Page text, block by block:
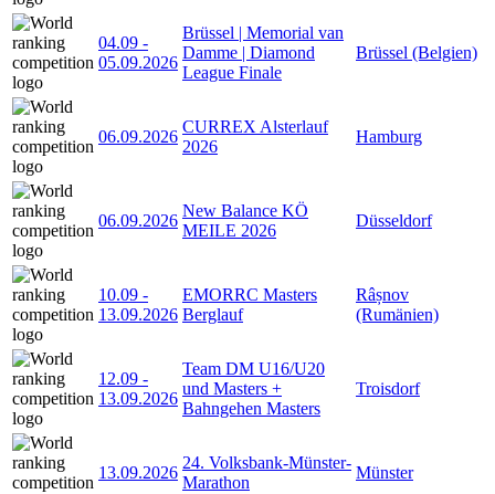
04.09 -
05.09.2026
Brüssel | Memorial van
Damme | Diamond
League Finale
Brüssel (Belgien)
06.09.2026
CURREX Alsterlauf
2026
Hamburg
06.09.2026
New Balance KÖ
MEILE 2026
Düsseldorf
10.09 -
13.09.2026
EMORRC Masters
Berglauf
Râșnov
(Rumänien)
12.09 -
13.09.2026
Team DM U16/U20
und Masters +
Bahngehen Masters
Troisdorf
13.09.2026
24. Volksbank-Münster-
Marathon
Münster